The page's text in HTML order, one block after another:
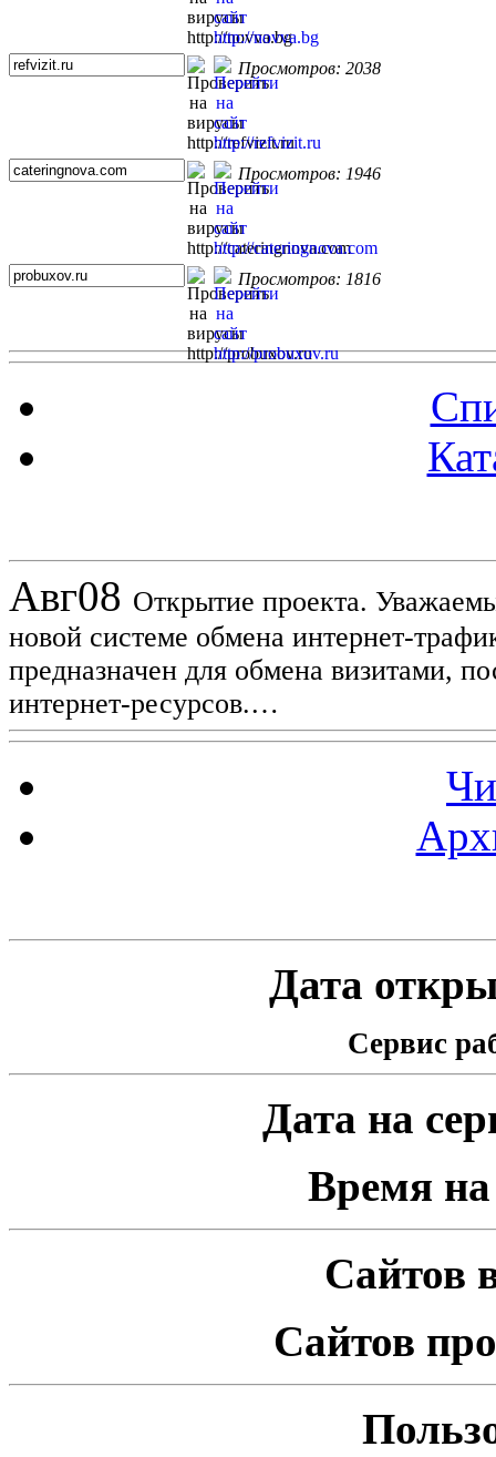
Просмотров: 2038
Просмотров: 1946
Просмотров: 1816
Авг08 Открытие проекта.
новой системе обмена интернет-
предназначен для обмена визитами,
интернет-ресурсов.…
Дата
Сервис
Дата на
Время на
Сайтов
Сайтов